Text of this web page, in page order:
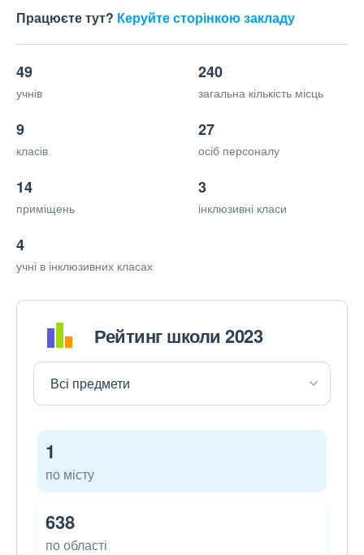
Працюєте тут? Керуйте сторінкою закладу
49
учнів
240
загальна кількість місць
9
класів
27
осіб персоналу
14
приміщень
3
інклюзивні класи
4
учні в інклюзивних класах
Рейтинг школи 2023
1
по місту
638
по області